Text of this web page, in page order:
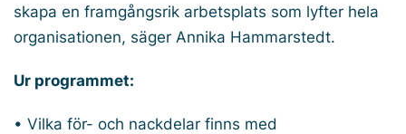
skapa en framgångsrik arbetsplats som lyfter hela
organisationen, säger Annika Hammarstedt.
Ur programmet:
• Vilka för- och nackdelar finns med